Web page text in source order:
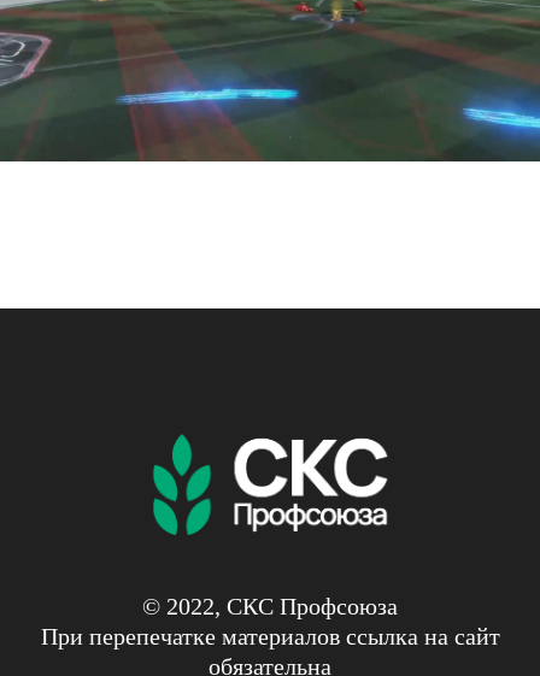
© 2022, СКС Профсоюза
При перепечатке материалов ссылка на сайт
обязательна